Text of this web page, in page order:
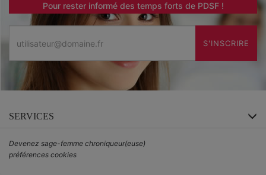
Pour rester informé des temps forts de PDSF !
S'INSCRIRE
SERVICES
Devenez sage-femme chroniqueur(euse)
préférences cookies